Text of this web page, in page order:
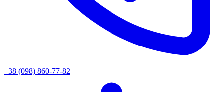
+38 (098) 860-77-82